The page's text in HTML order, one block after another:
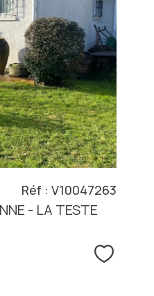
- LA TESTE
Réf : V10047263